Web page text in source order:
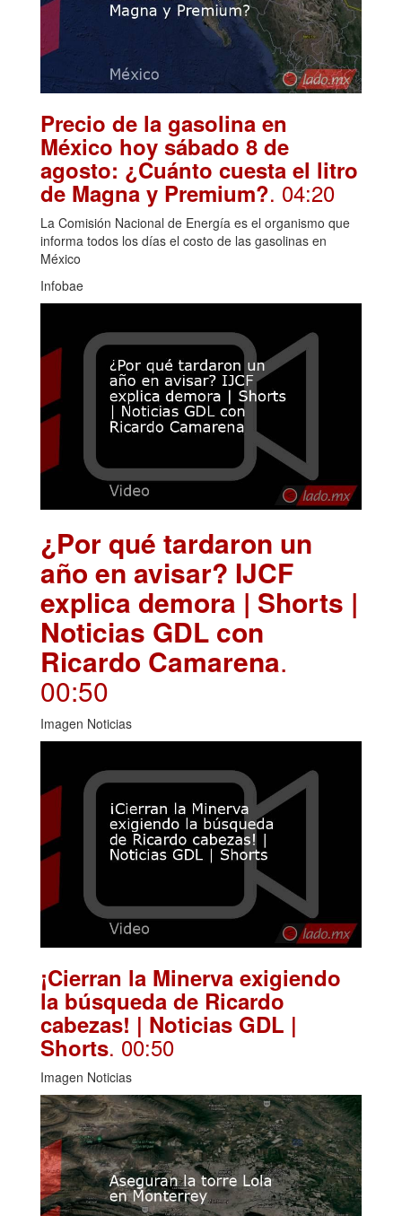
Precio de la gasolina en
México hoy sábado 8 de
agosto: ¿Cuánto cuesta el litro
de Magna y Premium?. 04:20
La Comisión Nacional de Energía es el organismo que
informa todos los días el costo de las gasolinas en
México
Infobae
¿Por qué tardaron un
año en avisar? IJCF
explica demora | Shorts |
Noticias GDL con
Ricardo Camarena.
00:50
Imagen Noticias
¡Cierran la Minerva exigiendo
la búsqueda de Ricardo
cabezas! | Noticias GDL |
Shorts. 00:50
Imagen Noticias